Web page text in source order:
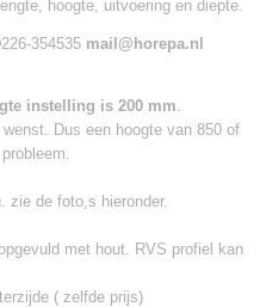
hoogte, uitvoering en diepte.
354535 mail@horepa.nl
instelling is 200 mm.
Dus een hoogte van 850 of
zie de foto,s hieronder.
met hout. RVS profiel kan
( zelfde prijs)